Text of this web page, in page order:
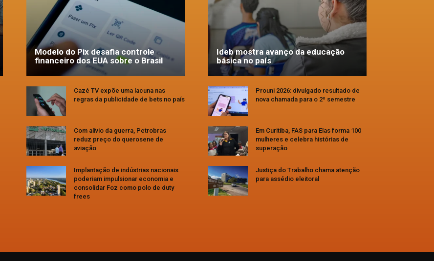
Modelo do Pix desafia controle
financeiro dos EUA sobre o Brasil
Cazé TV expõe uma lacuna nas
regras da publicidade de bets no país
Com alívio da guerra, Petrobras
reduz preço do querosene de
aviação
Implantação de indústrias nacionais
poderiam impulsionar economia e
consolidar Foz como polo de duty
frees
Ideb mostra avanço da educação
básica no país
Prouni 2026: divulgado resultado de
nova chamada para o 2º semestre
Em Curitiba, FAS para Elas forma 100
mulheres e celebra histórias de
superação
Justiça do Trabalho chama atenção
para assédio eleitoral